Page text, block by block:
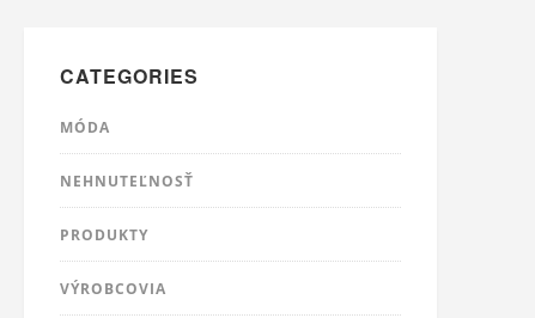
CATEGORIES
MÓDA
NEHNUTEĽNOSŤ
PRODUKTY
VÝROBCOVIA